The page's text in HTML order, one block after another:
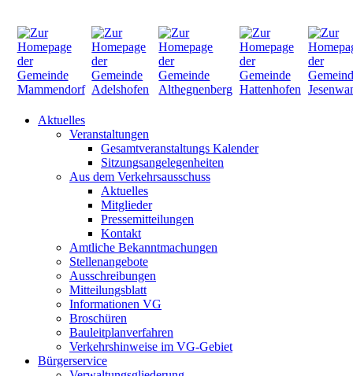
Aktuelles
Veranstaltungen
Gesamtveranstaltungs Kalender
Sitzungsangelegenheiten
Aus dem Verkehrsausschuss
Aktuelles
Mitglieder
Pressemitteilungen
Kontakt
Amtliche Bekanntmachungen
Stellenangebote
Ausschreibungen
Mitteilungsblatt
Informationen VG
Broschüren
Bauleitplanverfahren
Verkehrshinweise im VG-Gebiet
Bürgerservice